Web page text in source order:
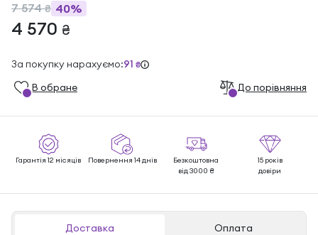
7 574₴ 40%
4 570 ₴
За покупку нарахуємо:91 ₴
В обране До порівняння
Гарантія 12 місяців Повернення 14 днів
Безкоштовна
від 3000 ₴
15 років
довіри
Доставка Оплата